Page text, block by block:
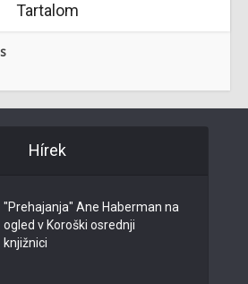
Tartalom
Hírek
"Prehajanja" Ane Haberman na
ogled v Koroški osrednji
knjižnici